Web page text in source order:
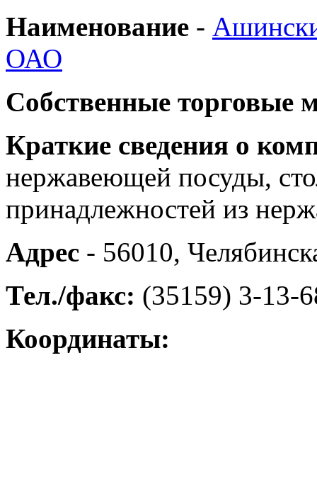
Наименование -
ОАО
Собственные торговые
Краткие сведения о
нержавеющей посуды,
принадлежностей из
Адрес - 56010,
Тел./факс: (35159) 3-13-
Координаты: